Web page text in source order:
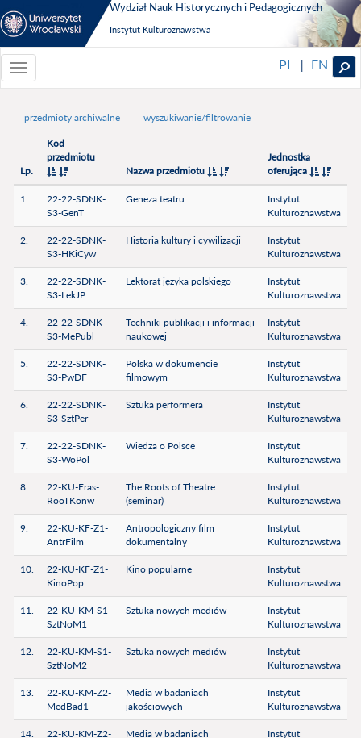
Wydział Nauk Historycznych i Pedagogicznych
Instytut Kulturoznawstwa
Toggle
navigationToggle
PL | EN
przedmioty archiwalne wyszukiwanie/filtrowanie
Lp.
Kod
przedmiotu
Nazwa przedmiotu
Jednostka
oferująca
1.
22-22-SDNK-
S3-GenT
Geneza teatru
Instytut
Kulturoznawstwa
2.
22-22-SDNK-
S3-HKiCyw
Historia kultury i cywilizacji
Instytut
Kulturoznawstwa
3.
22-22-SDNK-
S3-LekJP
Lektorat języka polskiego
Instytut
Kulturoznawstwa
4.
22-22-SDNK-
S3-MePubl
Techniki publikacji i informacji
naukowej
Instytut
Kulturoznawstwa
5.
22-22-SDNK-
S3-PwDF
Polska w dokumencie
filmowym
Instytut
Kulturoznawstwa
6.
22-22-SDNK-
S3-SztPer
Sztuka performera
Instytut
Kulturoznawstwa
7.
22-22-SDNK-
S3-WoPol
Wiedza o Polsce
Instytut
Kulturoznawstwa
8.
22-KU-Eras-
RooTKonw
The Roots of Theatre
(seminar)
Instytut
Kulturoznawstwa
9.
22-KU-KF-Z1-
AntrFilm
Antropologiczny film
dokumentalny
Instytut
Kulturoznawstwa
10.
22-KU-KF-Z1-
KinoPop
Kino popularne
Instytut
Kulturoznawstwa
11.
22-KU-KM-S1-
SztNoM1
Sztuka nowych mediów
Instytut
Kulturoznawstwa
12.
22-KU-KM-S1-
SztNoM2
Sztuka nowych mediów
Instytut
Kulturoznawstwa
13.
22-KU-KM-Z2-
MedBad1
Media w badaniach
jakościowych
Instytut
Kulturoznawstwa
14.
22-KU-KM-Z2-
Media w badaniach
Instytut